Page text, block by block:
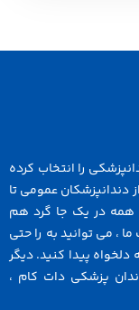
انتخاب کرده
عمومی تا
یک جا گرد هم
به راحتی
پیدا کنید. دیگر
دات کام ،